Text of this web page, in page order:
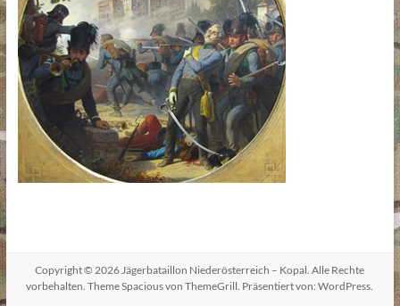
Copyright © 2026 Jägerbataillon Niederösterreich – Kopal . Alle Rechte
vorbehalten. ThemeSpaciousvon ThemeGrill. Präsentiert von:WordPress